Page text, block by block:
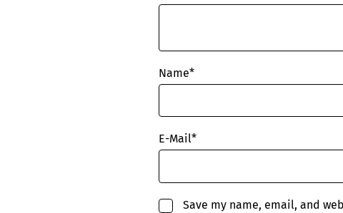
Name*
E-Mail*
Save my name, email, and